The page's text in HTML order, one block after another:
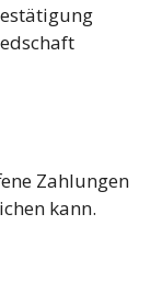
Zahlungen
kann.